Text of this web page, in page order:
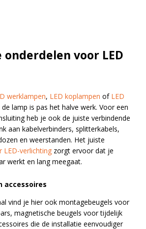
voor LED
werklampen, LED koplampen of LED
de lamp is pas het halve werk. Voor een
heb je ook de juiste verbindende
aan kabelverbinders, splitterkabels,
en weerstanden. Het juiste
LED-verlichting zorgt ervoor dat je
werkt en lang meegaat.
accessoires
vind je hier ook montagebeugels voor
magnetische beugels voor tijdelijk
die de installatie eenvoudiger